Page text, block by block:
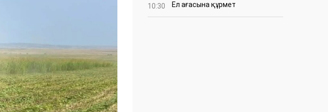
10:30 Ел ағасына құрмет